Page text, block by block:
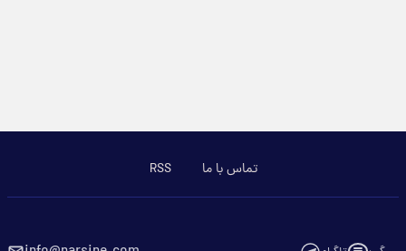
تماس با ما RSS